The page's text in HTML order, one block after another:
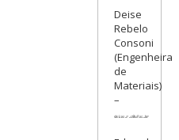
Deise
Rebelo
Consoni
(Engenheira
de
Materiais)
–